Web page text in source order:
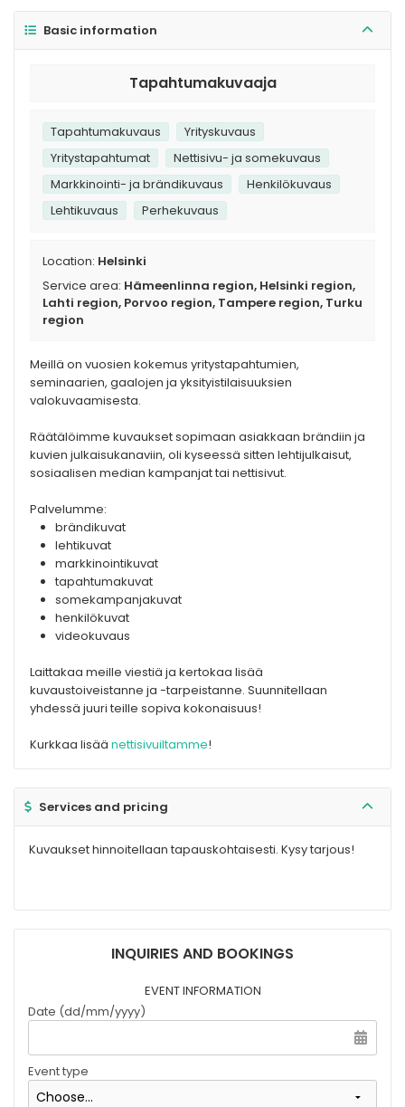
Basic information
Meillä on vuosien kokemus yritystapahtumien,
seminaarien, gaalojen ja yksityistilaisuuksien
valokuvaamisesta.
Räätälöimme kuvaukset sopimaan asiakkaan brändiin ja
kuvien julkaisukanaviin, oli kyseessä sitten lehtijulkaisut,
sosiaalisen median kampanjat tai nettisivut.
Palvelumme:
brändikuvat
lehtikuvat
markkinointikuvat
tapahtumakuvat
somekampanjakuvat
henkilökuvat
videokuvaus
Laittakaa meille viestiä ja kertokaa lisää
kuvaustoiveistanne ja -tarpeistanne. Suunnitellaan
yhdessä juuri teille sopiva kokonaisuus!
Kurkkaa lisää nettisivuiltamme!
Tapahtumakuvaaja
Tapahtumakuvaus
Yrityskuvaus
Yritystapahtumat
Nettisivu- ja somekuvaus
Markkinointi- ja brändikuvaus
Henkilökuvaus
Lehtikuvaus
Perhekuvaus
Location: Helsinki
Service area: Hämeenlinna region, Helsinki region,
Lahti region, Porvoo region, Tampere region, Turku
region
Services and pricing
Kuvaukset hinnoitellaan tapauskohtaisesti. Kysy tarjous!
INQUIRIES AND BOOKINGS
EVENT INFORMATION
Date (dd/mm/yyyy)
Event type